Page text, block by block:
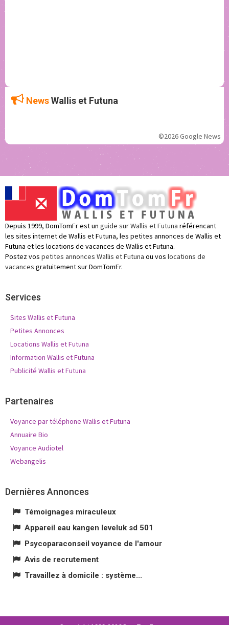
NewsWallis et Futuna
©2026 Google News
Depuis 1999, DomTomFr est un guide sur Wallis et Futuna référencant
les sites internet de Wallis et Futuna, les petites annonces de Wallis et
Futuna et les locations de vacances de Wallis et Futuna.
Postez vos petites annonces Wallis et Futuna ou vos locations de
vacances gratuitement sur DomTomFr.
Services
Sites Wallis et Futuna
Petites Annonces
Locations Wallis et Futuna
Information Wallis et Futuna
Publicité Wallis et Futuna
Partenaires
Voyance par téléphone Wallis et Futuna
Annuaire Bio
Voyance Audiotel
Webangelis
Dernières Annonces
Témoignages miraculeux
Appareil eau kangen leveluk sd 501
Psycoparaconseil voyance de l'amour
Avis de recrutement
Travaillez à domicile : système...